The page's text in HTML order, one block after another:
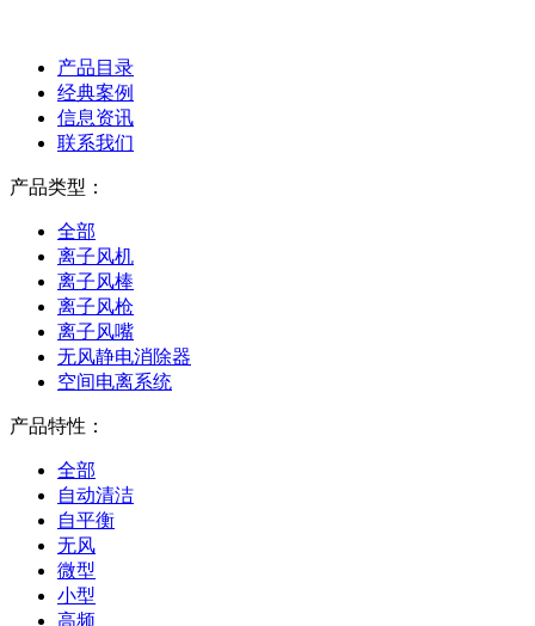
产品目录
经典案例
信息资讯
联系我们
产品类型：
全部
离子风机
离子风棒
离子风枪
离子风嘴
无风静电消除器
空间电离系统
产品特性：
全部
自动清洁
自平衡
无风
微型
小型
高频